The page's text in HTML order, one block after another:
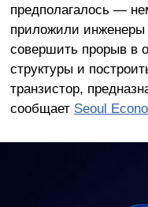
предполагалось —
приложили
совершить прорыв в
структуры и
транзистор,
сообщает Seoul